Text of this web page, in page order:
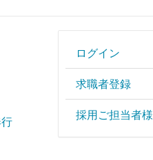
ログイン
求職者登録
採用ご担当者様